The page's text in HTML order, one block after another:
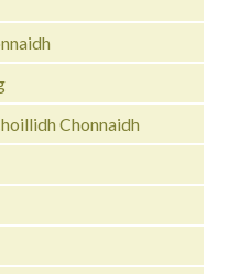
Chonnaidh